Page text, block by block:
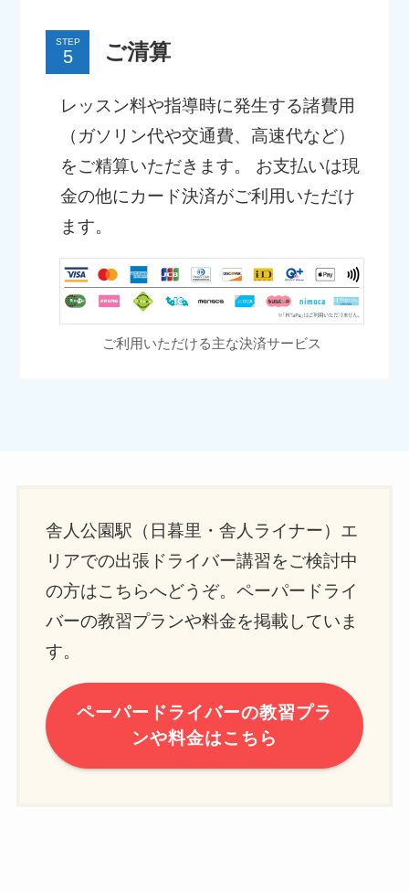
STEP ご清算
レッスン料や指導時に発生する諸費用
（ガソリン代や交通費、高速代など）
をご精算いただきます。 お支払いは現
金の他にカード決済がご利用いただけ
ます。
ご利用いただける主な決済サービス
舎人公園駅（日暮里・舎人ライナー）エ
リアでの出張ドライバー講習をご検討中
の方はこちらへどうぞ。ペーパードライ
バーの教習プランや料金を掲載していま
す。
ペーパードライバーの教習プラ
ンや料金はこちら